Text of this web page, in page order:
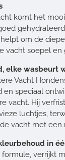
komt het
om de
vacht soepel en
elke wasbeurt
Vacht
en speciaal
vacht. Hij
luchtjes,
vacht met een
in
verrijkt